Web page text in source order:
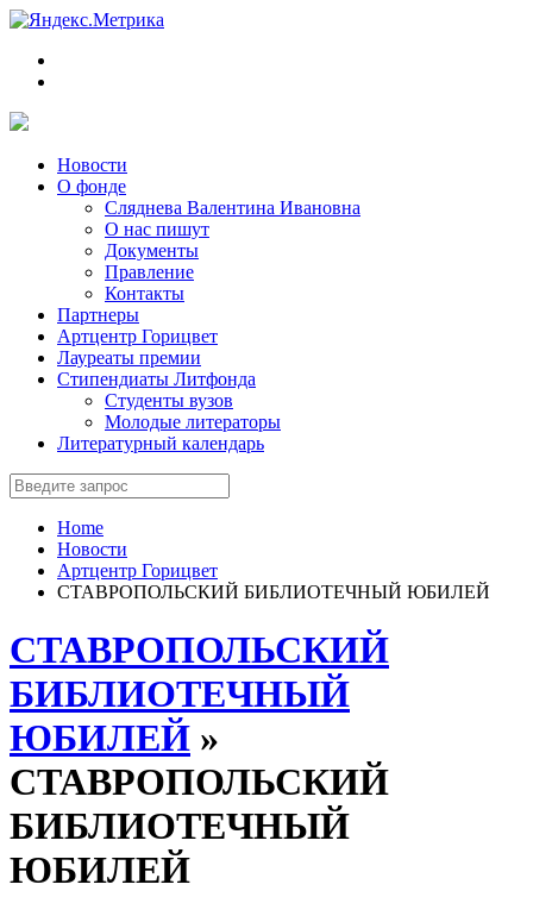
Новости
О фонде
Сляднева Валентина Ивановна
О нас пишут
Документы
Правление
Контакты
Партнеры
Артцентр Горицвет
Лауреаты премии
Стипендиаты Литфонда
Студенты вузов
Молодые литераторы
Литературный календарь
Home
Новости
Артцентр Горицвет
СТАВРОПОЛЬСКИЙ БИБЛИОТЕЧНЫЙ ЮБИЛЕЙ
СТАВРОПОЛЬСКИЙ
БИБЛИОТЕЧНЫЙ
ЮБИЛЕЙ »
СТАВРОПОЛЬСКИЙ
БИБЛИОТЕЧНЫЙ
ЮБИЛЕЙ